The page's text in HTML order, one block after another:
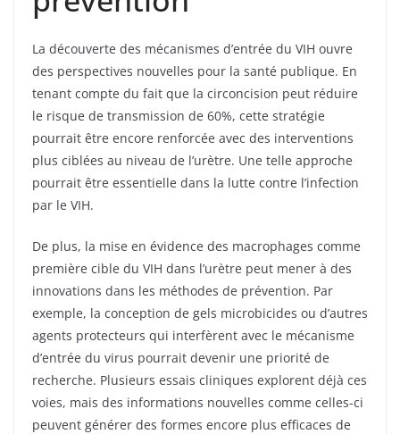
La découverte des mécanismes d’entrée du VIH ouvre
des perspectives nouvelles pour la santé publique. En
tenant compte du fait que la circoncision peut réduire
le risque de transmission de 60%, cette stratégie
pourrait être encore renforcée avec des interventions
plus ciblées au niveau de l’urètre. Une telle approche
pourrait être essentielle dans la lutte contre l’infection
par le VIH.
De plus, la mise en évidence des macrophages comme
première cible du VIH dans l’urètre peut mener à des
innovations dans les méthodes de prévention. Par
exemple, la conception de gels microbicides ou d’autres
agents protecteurs qui interfèrent avec le mécanisme
d’entrée du virus pourrait devenir une priorité de
recherche. Plusieurs essais cliniques explorent déjà ces
voies, mais des informations nouvelles comme celles-ci
peuvent générer des formes encore plus efficaces de